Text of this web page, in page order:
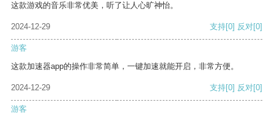
这款游戏的音乐非常优美，听了让人心旷神怡。
2024-12-29 支持[0] 反对[0]
游客
这款加速器app的操作非常简单，一键加速就能开启，非常方便。
2024-12-29 支持[0] 反对[0]
游客